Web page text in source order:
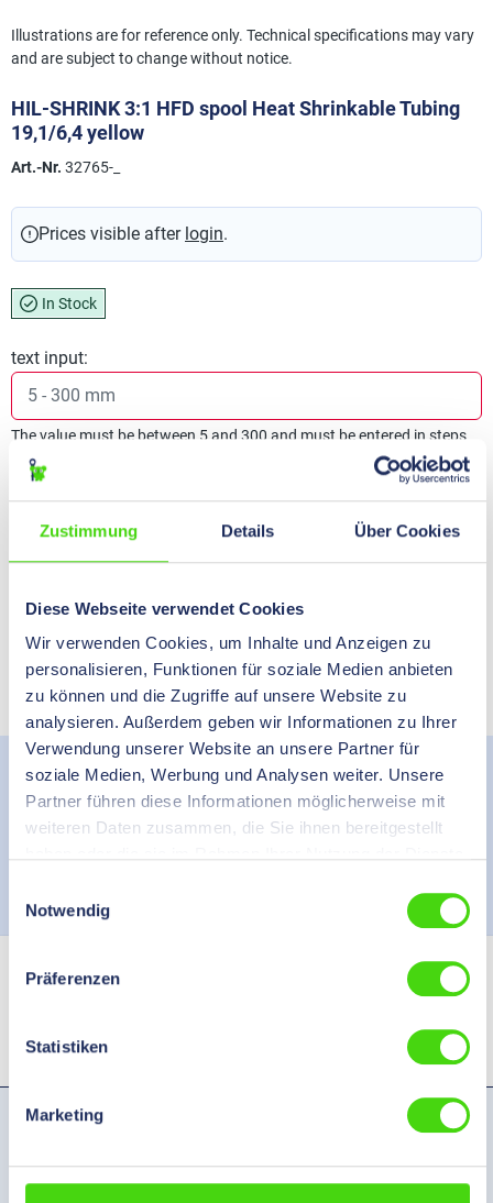
Zustimmung Details Über Cookies
Diese Webseite verwendet Cookies
Wir verwenden Cookies, um Inhalte und Anzeigen zu
personalisieren, Funktionen für soziale Medien anbieten
zu können und die Zugriffe auf unsere Website zu
analysieren. Außerdem geben wir Informationen zu Ihrer
Verwendung unserer Website an unsere Partner für
soziale Medien, Werbung und Analysen weiter. Unsere
Partner führen diese Informationen möglicherweise mit
weiteren Daten zusammen, die Sie ihnen bereitgestellt
Notwendig
Präferenzen
Statistiken
Marketing
Illustrations are for reference only. Technical specifications may vary
and are subject to change without notice.
HIL-SHRINK 3:1 HFD spool Heat Shrinkable Tubing
19,1/6,4 yellow
Art.-Nr. 32765-_
Prices visible after login.
In Stock
text input:
The value must be between 5 and 300 and must be entered in steps
of 1.
Request product
Directly to the contact form
PDF datasheet
Description
Printable, flat, halogen-free, self-extinguishing shrink tubing
Shrink ratio: 3:1 Continuous operating temperature: -40 °C…
Manufacturer